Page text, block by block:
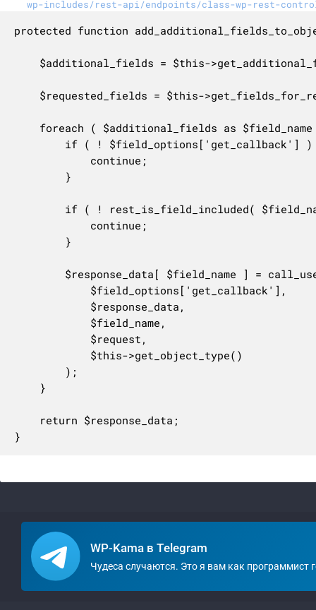
wp-includes/rest-api/endpoints/class-wp-rest-
protected function
}
WP-Kama в Telegram
Чудеса случаются. Это я вам как программист